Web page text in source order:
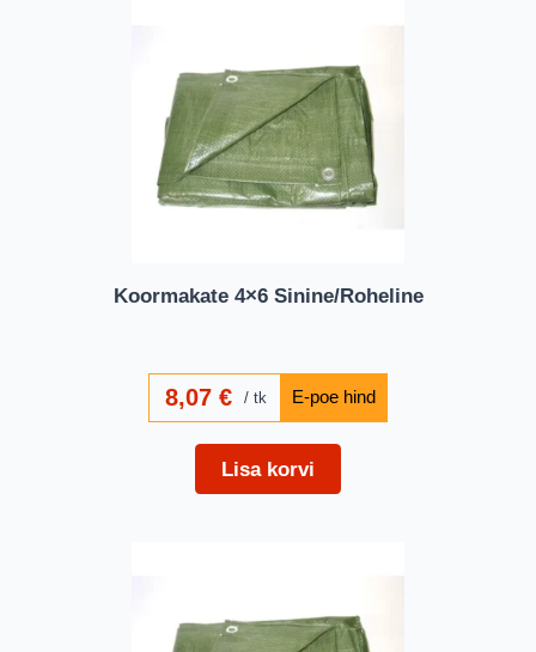
Koormakate 4×6 Sinine/Roheline
8,07€ tk
Lisa korvi